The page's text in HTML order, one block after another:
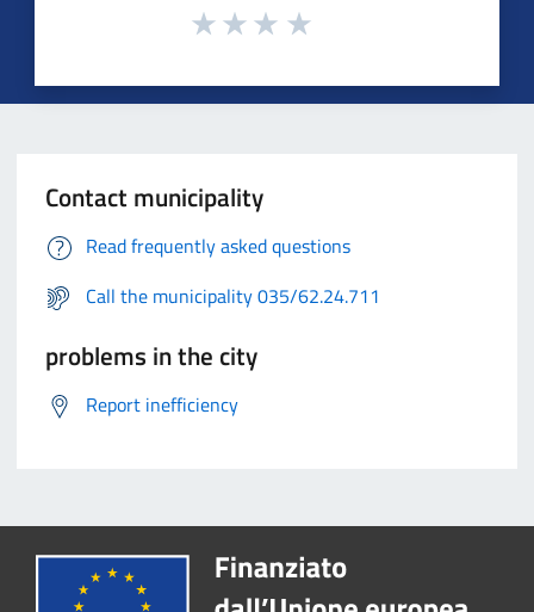
Contact municipality
Read frequently asked questions
Call the municipality 035/62.24.711
problems in the city
Report inefficiency